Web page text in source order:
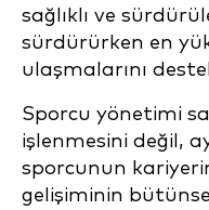
sağlıklı ve
sürdürürken en
ulaşmalarını
Sporcu yönetimi
işlenmesini değil,
sporcunun
gelişiminin